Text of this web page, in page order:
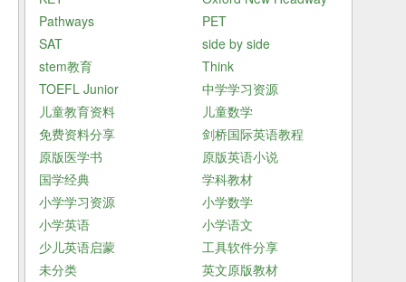
Pathways
PET
SAT
side by side
stem教育
Think
TOEFL Junior
中学学习资源
儿童教育资料
儿童数学
免费资料分享
剑桥国际英语教程
原版医学书
原版英语小说
国学经典
学科教材
小学学习资源
小学数学
小学英语
小学语文
少儿英语启蒙
工具软件分享
未分类
英文原版教材